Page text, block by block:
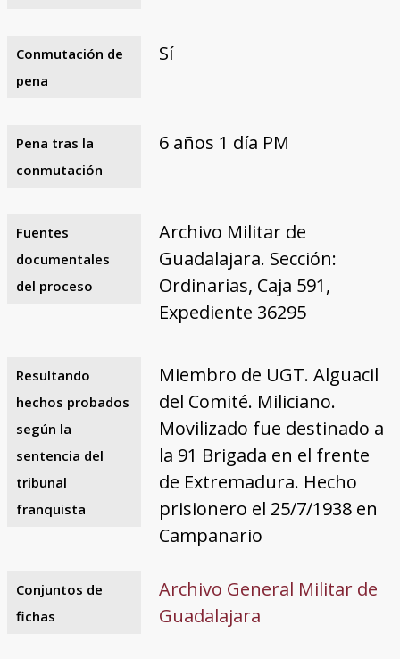
Conmutación de
pena
Sí
Pena tras la
conmutación
6 años 1 día PM
Fuentes
documentales
del proceso
Archivo Militar de
Guadalajara. Sección:
Ordinarias, Caja 591,
Expediente 36295
Resultando
hechos probados
según la
sentencia del
tribunal
franquista
Miembro de UGT. Alguacil
del Comité. Miliciano.
Movilizado fue destinado a
la 91 Brigada en el frente
de Extremadura. Hecho
prisionero el 25/7/1938 en
Campanario
Conjuntos de
fichas
Archivo General Militar de
Guadalajara